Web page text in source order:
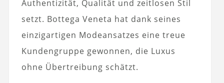
Authentizität, Qualität und zeitlosen Stil
setzt. Bottega Veneta hat dank seines
einzigartigen Modeansatzes eine treue
Kundengruppe gewonnen, die Luxus
ohne Übertreibung schätzt.